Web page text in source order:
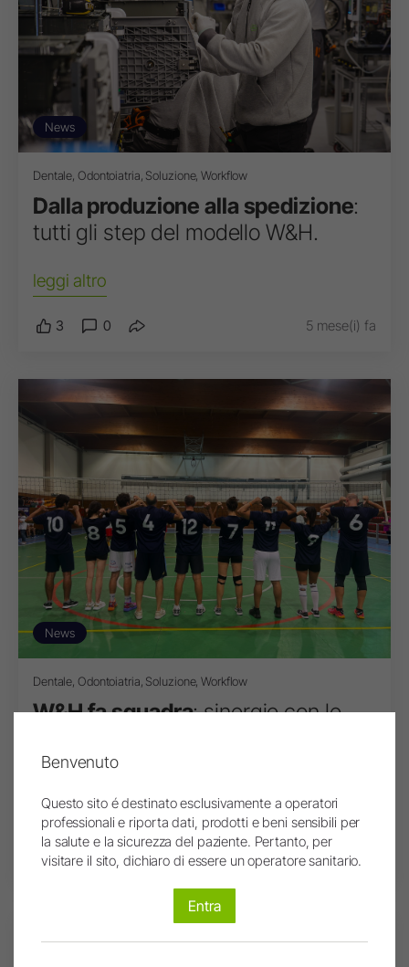
News
Dentale, Odontoiatria, Soluzione, Workflow
Dalla produzione alla spedizione:
tutti gli step del modello W&H.
leggi altro
3 0 5 mese(i) fa
News
Dentale, Odontoiatria, Soluzione, Workflow
W&H fa squadra: sinergie con le
e sport.
leggi altro
2 0 6 mese(i) fa
Benvenuto
Questo sito é destinato esclusivamente a operatori
professionali e riporta dati, prodotti e beni sensibili per
la salute e la sicurezza del paziente. Pertanto, per
visitare il sito, dichiaro di essere un operatore sanitario.
Entra